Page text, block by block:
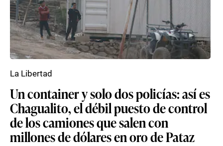
Un container y solo dos policías: así es
Chagualito, el débil puesto de control
de los camiones que salen con
millones de dólares en oro de Pataz
La Libertad